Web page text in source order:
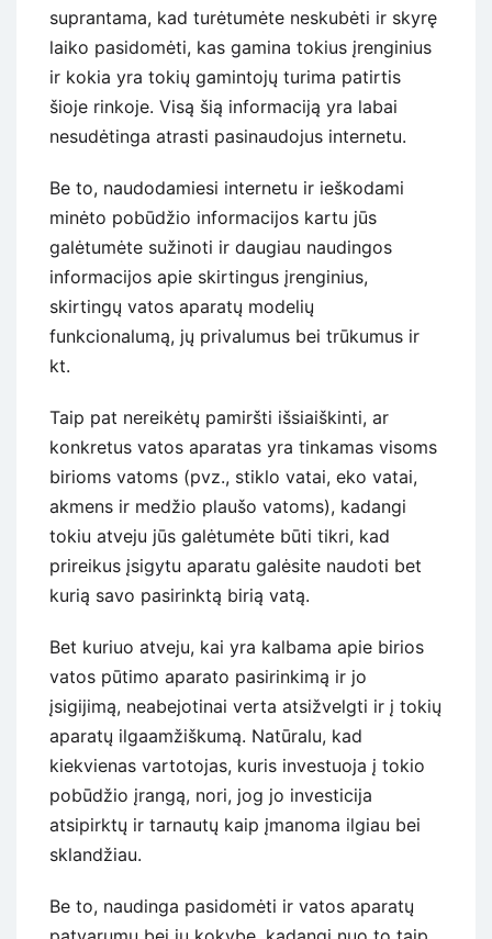
suprantama, kad turėtumėte neskubėti ir skyrę
laiko pasidomėti, kas gamina tokius įrenginius
ir kokia yra tokių gamintojų turima patirtis
šioje rinkoje. Visą šią informaciją yra labai
nesudėtinga atrasti pasinaudojus internetu.
Be to, naudodamiesi internetu ir ieškodami
minėto pobūdžio informacijos kartu jūs
galėtumėte sužinoti ir daugiau naudingos
informacijos apie skirtingus įrenginius,
skirtingų vatos aparatų modelių
funkcionalumą, jų privalumus bei trūkumus ir
kt.
Taip pat nereikėtų pamiršti išsiaiškinti, ar
konkretus vatos aparatas yra tinkamas visoms
birioms vatoms (pvz., stiklo vatai, eko vatai,
akmens ir medžio plaušo vatoms), kadangi
tokiu atveju jūs galėtumėte būti tikri, kad
prireikus įsigytu aparatu galėsite naudoti bet
kurią savo pasirinktą birią vatą.
Bet kuriuo atveju, kai yra kalbama apie birios
vatos pūtimo aparato pasirinkimą ir jo
įsigijimą, neabejotinai verta atsižvelgti ir į tokių
aparatų ilgaamžiškumą. Natūralu, kad
kiekvienas vartotojas, kuris investuoja į tokio
pobūdžio įrangą, nori, jog jo investicija
atsipirktų ir tarnautų kaip įmanoma ilgiau bei
sklandžiau.
Be to, naudinga pasidomėti ir vatos aparatų